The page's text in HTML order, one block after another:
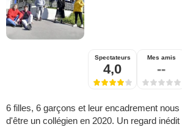
Spectateurs
4,0
Mes amis
--
6 filles, 6 garçons et leur encadrement
d'être un collégien en 2020. Un regard